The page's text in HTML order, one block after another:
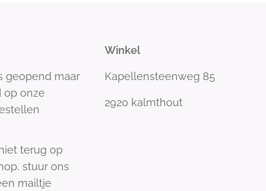
geopend maar
op onze
terug op
stuur ons
mailtje
Winkel
Kapellensteenweg 85
2920 kalmthout